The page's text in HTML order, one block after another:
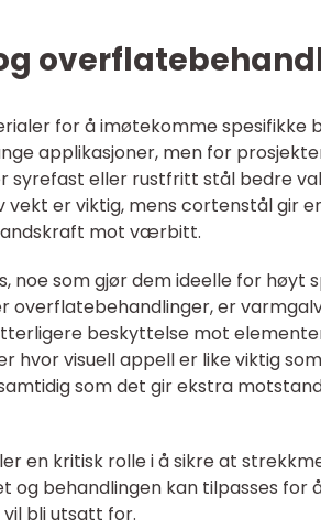
for å imøtekomme spesifikke
applikasjoner, men for
eller rustfritt stål bedre
er viktig, mens cortenstål gir
mot værbitt.
noe som gjør dem ideelle for høyt
overflatebehandlinger, er
beskyttelse mot
visuell appell er like viktig
som det gir ekstra
en kritisk rolle i å sikre at
og behandlingen kan tilpasses for
bli utsatt for.